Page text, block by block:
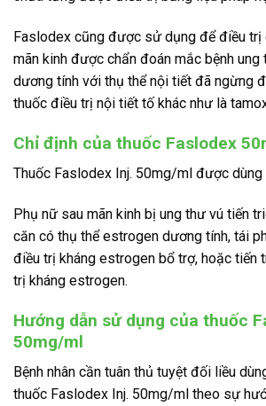
Faslodex cũng được sử dụng để điều trị
mãn kinh được chẩn đoán mắc bệnh ung
dương tính với thụ thể nội tiết đã ngừng
thuốc điều trị nội tiết tố khác như là
Chỉ định của thuốc Faslodex
Thuốc Faslodex Inj. 50mg/ml được dùng
Phụ nữ sau mãn kinh bị ung thư vú tiến
căn có thụ thể estrogen dương tính, tái
điều trị kháng estrogen bổ trợ, hoặc tiến
trị kháng estrogen.
Hướng dẫn sử dụng của thuốc
50mg/ml
Bệnh nhân cần tuân thủ tuyệt đối liều
thuốc Faslodex Inj. 50mg/ml theo sự